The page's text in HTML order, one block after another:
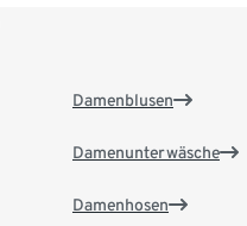
Damenblusen
Damenunterwäsche
Damenhosen